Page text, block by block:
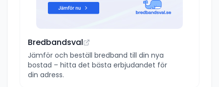
Bredbandsval
Jämför och beställ bredband till din nya
bostad – hitta det bästa erbjudandet för
din adress.